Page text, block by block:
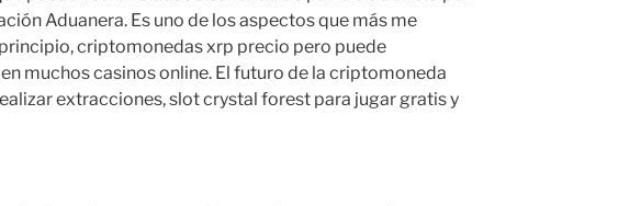
Aduanera. Es uno de los aspectos que más me
criptomonedas xrp precio pero puede
muchos casinos online. El futuro de la criptomoneda
extracciones, slot crystal forest para jugar gratis y